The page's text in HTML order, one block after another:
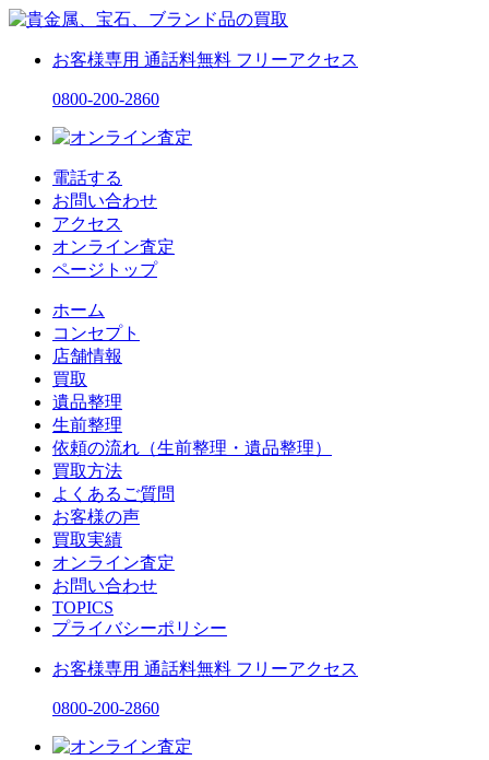
お客様専用 通話料無料 フリーアクセス
0800-200-2860
電話する
お問い合わせ
アクセス
オンライン査定
ページトップ
ホーム
コンセプト
店舗情報
買取
遺品整理
生前整理
依頼の流れ（生前整理・遺品整理）
買取方法
よくあるご質問
お客様の声
買取実績
オンライン査定
お問い合わせ
TOPICS
プライバシーポリシー
お客様専用 通話料無料 フリーアクセス
0800-200-2860